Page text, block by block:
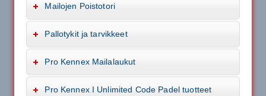
Mailojen Poistotori
Pallotykit ja tarvikkeet
Pro Kennex Mailalaukut
Pro Kennex I Unlimited Code Padel tuotteet